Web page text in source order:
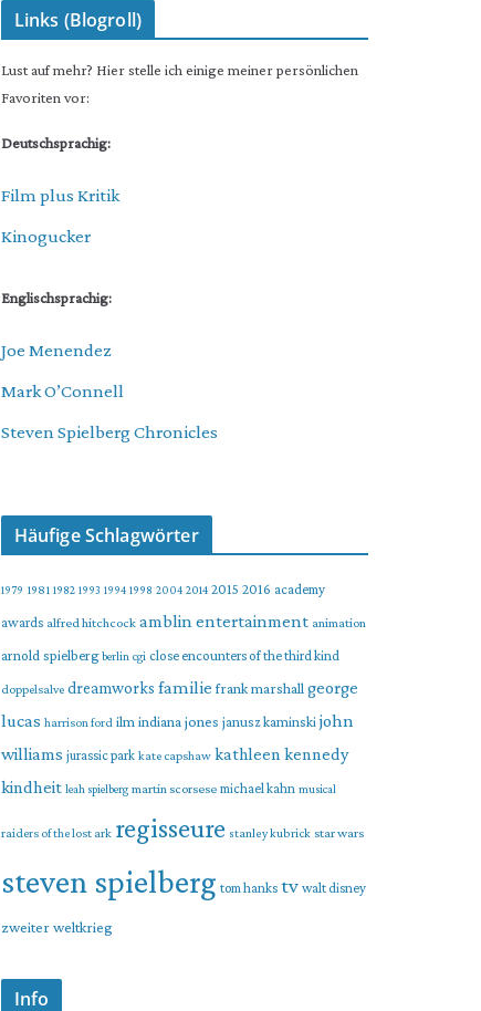
Links (Blogroll)
Lust auf mehr? Hier stelle ich einige meiner persönlichen
Favoriten vor:
Deutschsprachig:
Film plus Kritik
Kinogucker
Englischsprachig:
Joe Menendez
Mark O’Connell
Steven Spielberg Chronicles
Häufige Schlagwörter
1979 1981 1982 1993 1994 1998 2004 2014 2015 2016 academy
awards alfred hitchcock amblin entertainment animation
arnold spielberg berlin cgi close encounters of the third kind
doppelsalve dreamworks familie frank marshall george
lucas harrison ford ilm indiana jones janusz kaminski john
williams jurassic park kate capshaw kathleen kennedy
kindheit leah spielberg martin scorsese michael kahn musical
raiders of the lost ark regisseure stanley kubrick star wars
steven spielberg tom hanks tv walt disney
zweiter weltkrieg
Info